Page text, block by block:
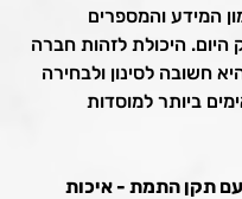
המידע והמספרים
היום. היכולת לזהות חברה
חשובה לסינון ולבחירה
ביותר למוסדות
עם תקן התמת - איכות